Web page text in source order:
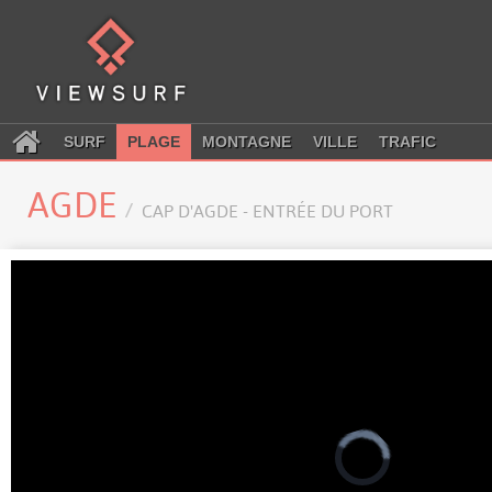
SURF PLAGE MONTAGNE VILLE TRAFIC
AGDE CAP D'AGDE - ENTRÉE DU PORT